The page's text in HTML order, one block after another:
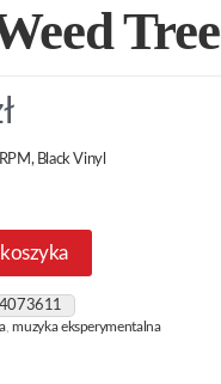
Tree
Black Vinyl
,muzyka eksperymentalna